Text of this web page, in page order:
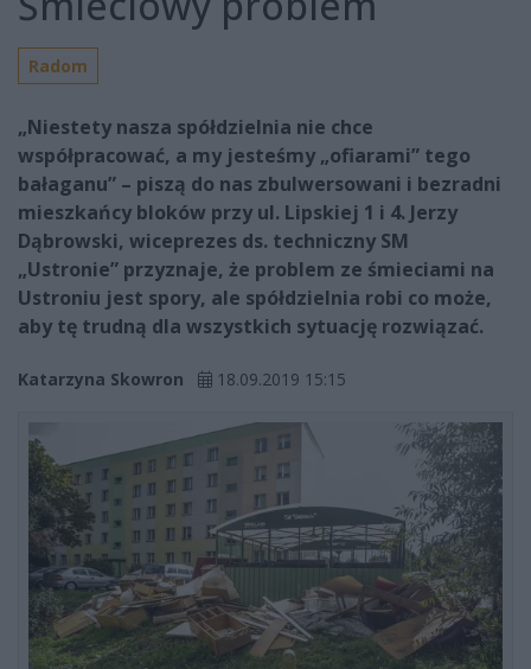
Radom
„Niestety nasza spółdzielnia nie chce
współpracować, a my jesteśmy „ofiarami” tego
bałaganu” – piszą do nas zbulwersowani i bezradni
mieszkańcy bloków przy ul. Lipskiej 1 i 4. Jerzy
Dąbrowski, wiceprezes ds. techniczny SM
„Ustronie” przyznaje, że problem ze śmieciami na
Ustroniu jest spory, ale spółdzielnia robi co może,
aby tę trudną dla wszystkich sytuację rozwiązać.
Katarzyna Skowron 18.09.2019 15:15